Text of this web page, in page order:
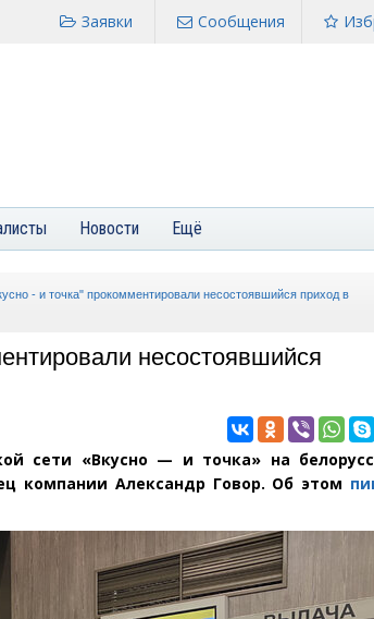
Сообщения
Заявки
Новости Ещё
- и точка" прокомментировали несостоявшийся приход в
несостоявшийся
сети «Вкусно — и точка» на
компании Александр Говор. Об этом